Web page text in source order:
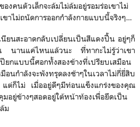
งคนตัวเล็กจะล้มไม่ล้มอยู่รอมร่อเขาไม่
าไม่ถนัดการออกกำลังกายแบบนี้จริงๆ...
นียนสะอาดกลับเปลี่ยนเป็นสีแดงปื้น อยู่ๆก็
น นานแค่ไหนแล้วนะ ที่ทากะไม่รู้ว่าเขา
ยกแบบนี้ศอกทั้งสองข้างที่เปรียบเสมือน
อนกำลังจะพังทรุดลงช้าๆในเวลาไม่กี่ยี่สิบ
ต่ก็ไม่ เมื่ออยู่ดีๆมีท่อนแข็งแกร่งของคุณ
มอยู่ข้างๆสอดอยู่ใต้หน้าท้องเพื่อยึดเป็น
ม